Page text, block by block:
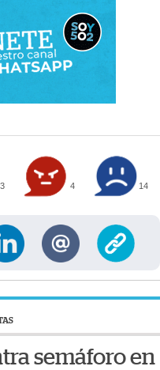
3 4 14
semáforo en